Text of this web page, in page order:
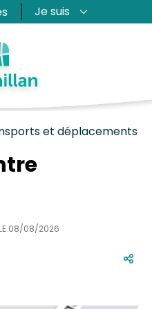
Je suis
et déplacements
08/08/2026